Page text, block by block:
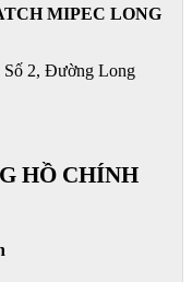
MIPEC LONG
2, Đường Long
HỒ CHÍNH